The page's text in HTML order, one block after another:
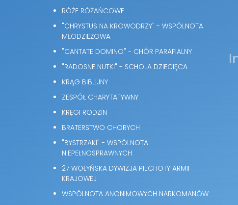
RÓŻE RÓŻAŃCOWE
"CHRYSTUS NA KROWODRZY" - WSPÓLNOTA
MŁODZIEŻOWA
"CANTATE DOMINO" - CHÓR PARAFIALNY
"RADOSNE NUTKI" - SCHOLA DZIECIĘCA
KRĄG BIBLIJNY
ZESPÓŁ CHARYTATYWNY
KRĘGI RODZIN
BRATERSTWO CHORYCH
"BYSTRZAKI" - WSPÓLNOTA
NIEPEŁNOSPRAWNYCH
27 WOŁYŃSKA DYWIZJA PIECHOTY ARMII
KRAJOWEJ
WSPÓLNOTA ANONIMOWYCH NARKOMANÓW